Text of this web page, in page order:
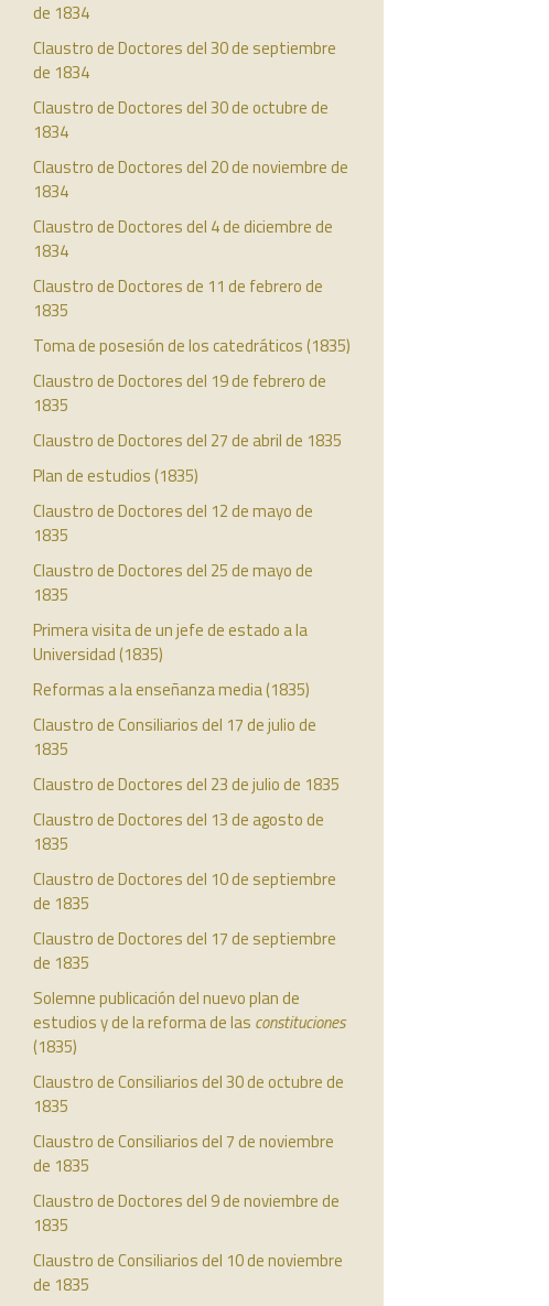
de 1834
Claustro de Doctores del 30 de septiembre
de 1834
Claustro de Doctores del 30 de octubre de
1834
Claustro de Doctores del 20 de noviembre de
1834
Claustro de Doctores del 4 de diciembre de
1834
Claustro de Doctores de 11 de febrero de
1835
Toma de posesión de los catedráticos (1835)
Claustro de Doctores del 19 de febrero de
1835
Claustro de Doctores del 27 de abril de 1835
Plan de estudios (1835)
Claustro de Doctores del 12 de mayo de
1835
Claustro de Doctores del 25 de mayo de
1835
Primera visita de un jefe de estado a la
Universidad (1835)
Reformas a la enseñanza media (1835)
Claustro de Consiliarios del 17 de julio de
1835
Claustro de Doctores del 23 de julio de 1835
Claustro de Doctores del 13 de agosto de
1835
Claustro de Doctores del 10 de septiembre
de 1835
Claustro de Doctores del 17 de septiembre
de 1835
Solemne publicación del nuevo plan de
estudios y de la reforma de las constituciones
(1835)
Claustro de Consiliarios del 30 de octubre de
1835
Claustro de Consiliarios del 7 de noviembre
de 1835
Claustro de Doctores del 9 de noviembre de
1835
Claustro de Consiliarios del 10 de noviembre
de 1835